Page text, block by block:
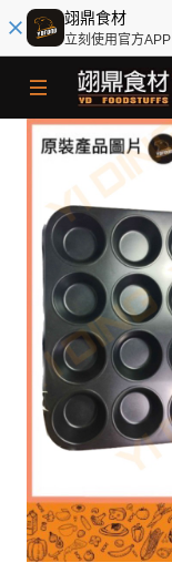
翊鼎食材
立刻使用官方APP